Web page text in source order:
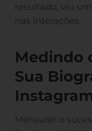
resultado, viu
nas interações.
Medindo
Sua
Mensurar o